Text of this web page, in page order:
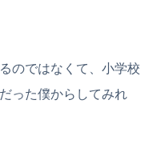
のではなくて、小学校
った僕からしてみれ